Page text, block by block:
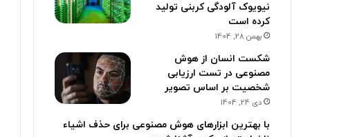
نیویوک آلودگی کربنی تولید
کرده است
بهمن 28, 1404
شکست انسان از هوش
مصنوعی در تست ارزیابی
شخصیت بر اساس تصویر
دی 24, 1404
با بهترین ابزارهای هوش مصنوعی برای حذف اشیاء